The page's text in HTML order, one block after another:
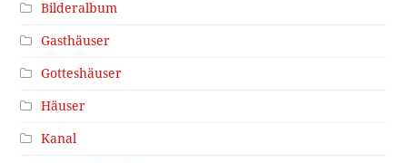
Bilderalbum
Gasthäuser
Gotteshäuser
Häuser
Kanal